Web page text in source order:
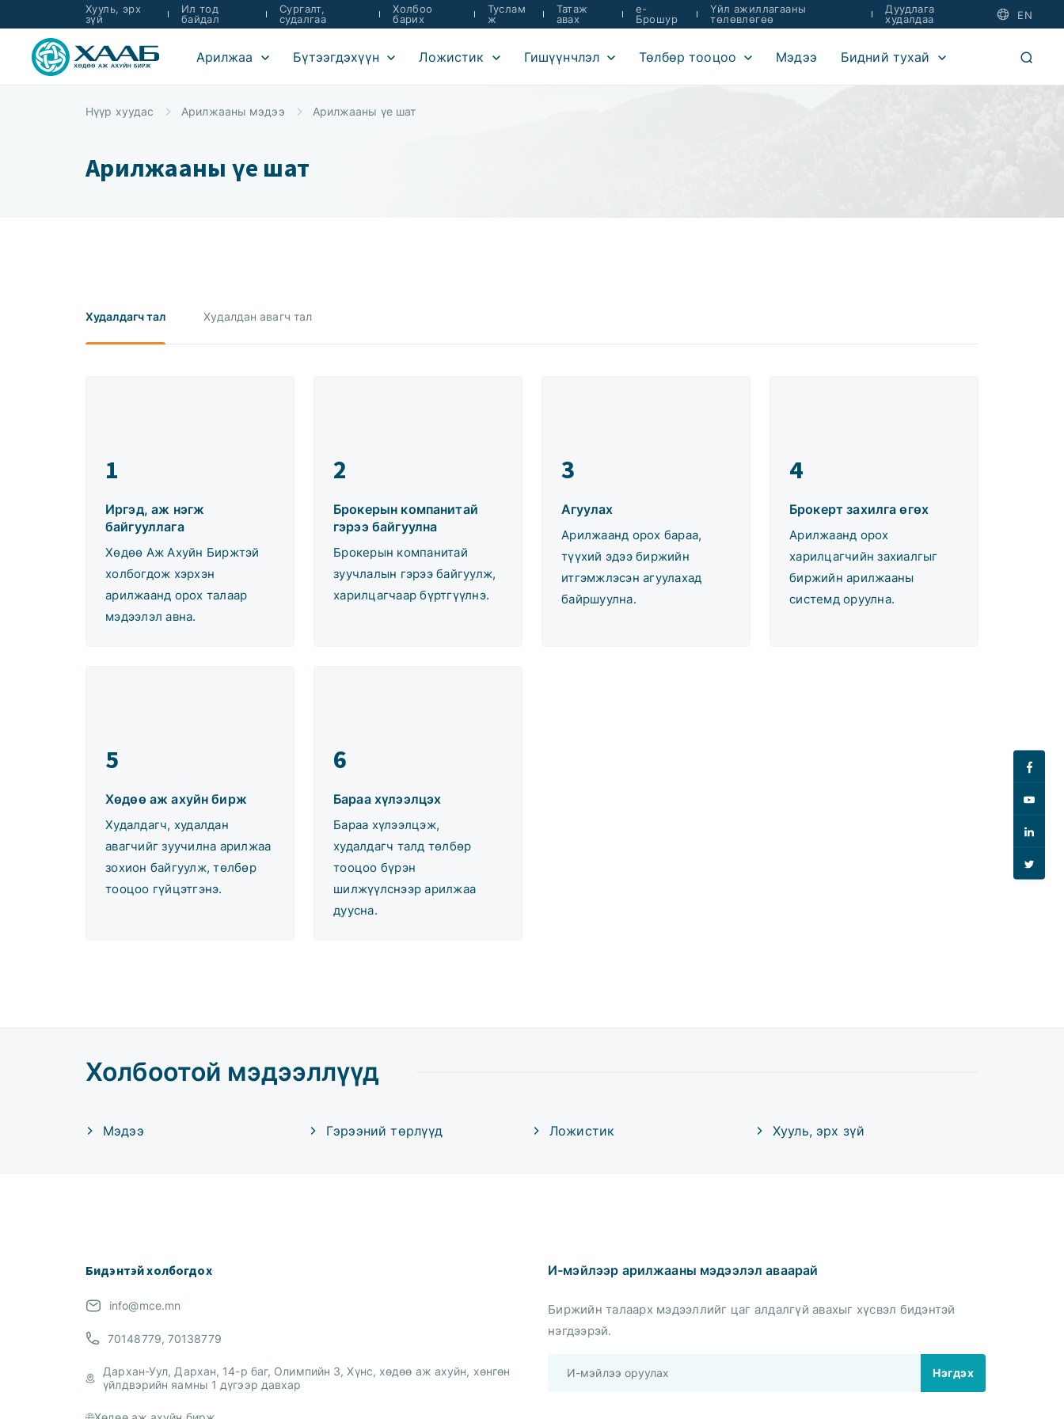
Хууль, эрх
зүй
Ил тод
байдал
Сургалт,
судалгаа
Холбоо
барих
Туслам
ж
Татаж
авах
e-
Брошур
Үйл ажиллагааны
төлөвлөгөө
Дуудлага
худалдаа
EN
Арилжаа Бүтээгдэхүүн Ложистик Гишүүнчлэл Төлбөр тооцоо Мэдээ Бидний тухай
Нүүр хуудас Арилжааны мэдээ Арилжааны үе шат
Арилжааны үе шат
Худалдагч тал Худалдан авагч тал
1
Иргэд, аж нэгж
байгууллага
Хөдөө Аж Ахуйн Биржтэй
холбогдож хэрхэн
арилжаанд орох талаар
мэдээлэл авна.
2
Брокерын компанитай
гэрээ байгуулна
Брокерын компанитай
зуучлалын гэрээ байгуулж,
харилцагчаар бүртгүүлнэ.
3
Агуулах
Арилжаанд орох бараа,
түүхий эдээ биржийн
итгэмжлэсэн агуулахад
байршуулна.
4
Брокерт захилга өгөх
Арилжаанд орох
харилцагчийн захиалгыг
биржийн арилжааны
системд оруулна.
5
Хөдөө аж ахуйн бирж
Худалдагч, худалдан
авагчийг зуучилна арилжаа
зохион байгуулж, төлбөр
тооцоо гүйцэтгэнэ.
6
Бараа хүлээлцэх
Бараа хүлээлцэж,
худалдагч талд төлбөр
тооцоо бүрэн
шилжүүлснээр арилжаа
дуусна.
Холбоотой мэдээллүүд
Мэдээ Гэрээний төрлүүд Ложистик Хууль, эрх зүй
Бидэнтэй холбогдох
info@mce.mn
70148779, 70138779
Дархан-Уул, Дархан, 14-р баг, Олимпийн 3, Хүнс, хөдөө аж ахуйн, хөнгөн
үйлдвэрийн яамны 1 дүгээр давхар
И-мэйлээр арилжааны мэдээлэл аваарай
Биржийн талаарх мэдээллийг цаг алдалгүй авахыг хүсвэл бидэнтэй
нэгдээрэй.